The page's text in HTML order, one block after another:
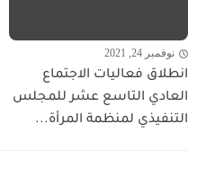
نوفمبر 24, 2021
انطلاق فعاليات الاجتماع
العادي التاسع عشر للمجلس
التنفيذي لمنظمة المرأة...